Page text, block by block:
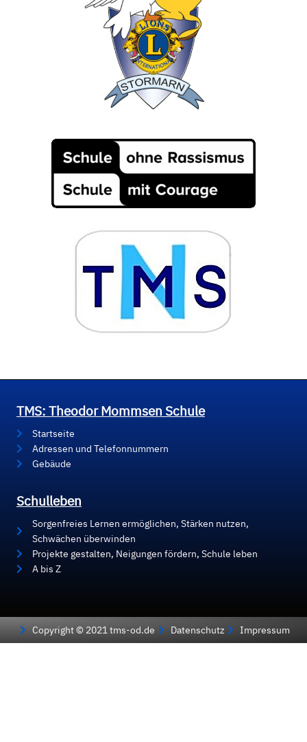
TMS: Theodor Mommsen Schule
Startseite
Adressen und Telefonnummern
Gebäude
Schulleben
Sorgenfreies Lernen ermöglichen, Stärken nutzen,
Schwächen überwinden
Projekte gestalten, Neigungen fördern, Schule leben
A bis Z
Copyright © 2021 tms-od.de Datenschutz Impressum